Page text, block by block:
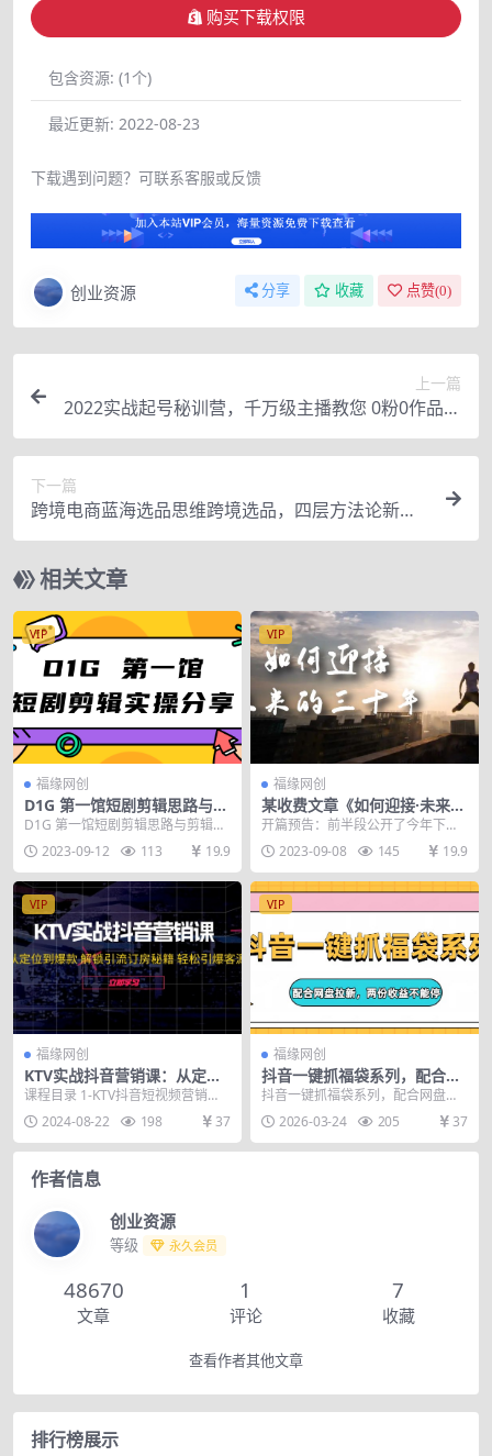
购买下载权限
包含资源: (1个)
最近更新: 2022-08-23
下载遇到问题？可联系客服或反馈
创业资源 分享 收藏 点赞(0)
上一篇
2022实战起号秘训营，千万级主播教您 0粉0作品实
操起号（价值299元）
下一篇
跨境电商蓝海选品思维跨境选品，四层方法论新思
想新方法，不内卷不焦虑（价值1980）
相关文章
VIP
福缘网创
D1G 第一馆短剧剪辑思路与剪
辑实操直播分享课
D1G 第一馆短剧剪辑思路与剪辑实
操直播分享课
2023-09-12 113 19.9
VIP
福缘网创
某收费文章《如何迎接·未来的
三十年》未来30年如何规划？
不如看看这篇文章
开篇预告：前半段公开了今年下半
年的预测，后半段写了未来30年该
如何规划。建议你选...
2023-09-08 145 19.9
VIP
福缘网创
KTV实战抖音营销课：从定位
到爆款 解锁引流订房秘籍 轻
课程目录 1-KTV抖音短视频营销
——开篇 2-第一节：KTV做抖音营
销的3大好...
2024-08-22 198 37
VIP
福缘网创
抖音一键抓福袋系列，配合网
盘拉新，两份收益不能停
抖音一键抓福袋系列，配合网盘拉
新，两份收益不能停 抖音福袋相信
小伙伴们应该都不陌...
2026-03-24 205 37
作者信息
创业资源
等级 永久会员
48670
文章
1
评论
7
收藏
查看作者其他文章
排行榜展示